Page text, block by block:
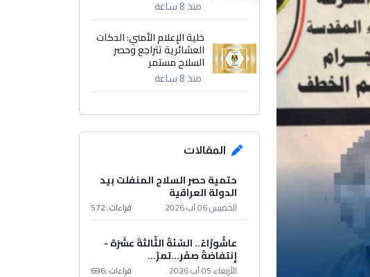
منذ 8 ساعة
خلية الإعلام الأمني: الدكات
العشائرية تتراجع وحصر
السلاح مستمر
منذ 8 ساعة
المقالات
حتمية حصر السلاح المنفلت بيد
الدولة العراقية
الخميس 06 آب 2026 قراءات :572
عاشُورْاءُ.. السّنَةُ الثّالثةَ عشَرَة -
إِنتفاضةُ صفَر…تمرّ...
الأربعاء 05 آب 2026 قراءات :696